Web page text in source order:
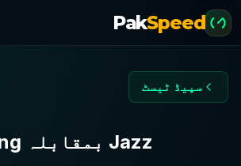
PakSpeed
سپیڈ ٹیسٹ
Jazz بمقابلہ Zong